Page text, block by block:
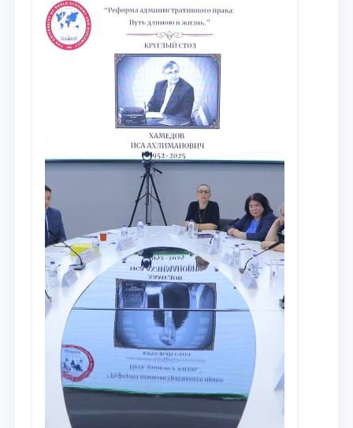
исследований в сфере
противодействия коррупции